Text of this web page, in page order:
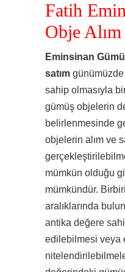
Fatih
Obje Alım
Eminsinan
satım
sahip olmasıyla
gümüş objelerin
belirlenmesinde
objelerin alım ve
mümkün olduğu
mümkündür.
aralıklarında
antika değere
edilebilmesi veya